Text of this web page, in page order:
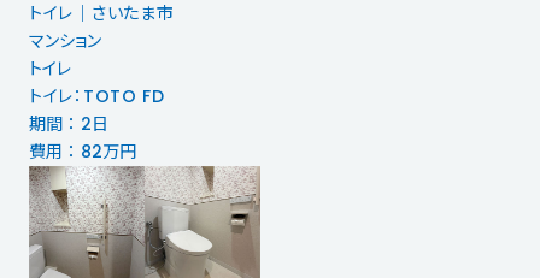
トイレ｜さいたま市
マンション
トイレ
トイレ：TOTO FD
期間 ： 2日
費用 ： 82万円